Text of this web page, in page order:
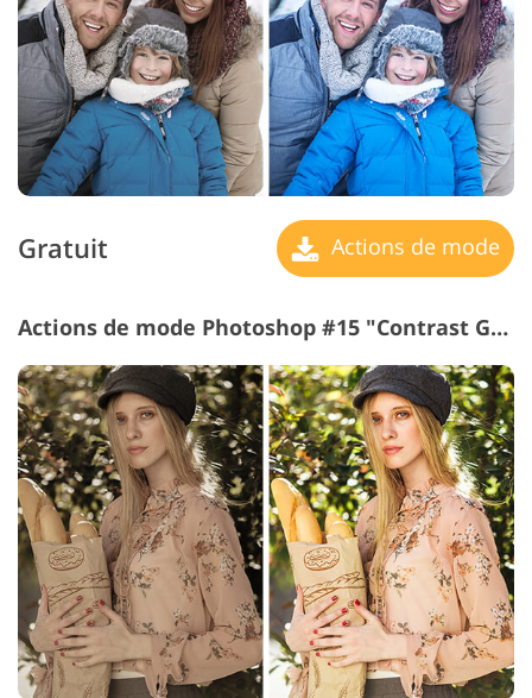
Gratuit Actions de mode
Actions de mode Photoshop #15 "Contrast Green"